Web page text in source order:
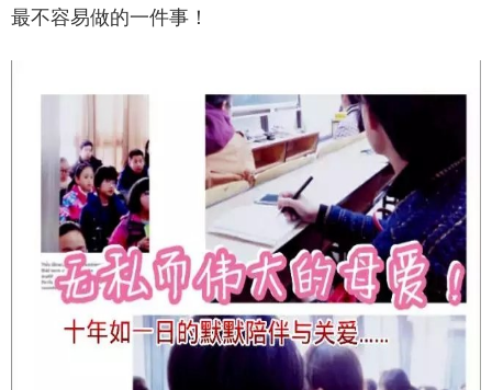
最不容易做的一件事！